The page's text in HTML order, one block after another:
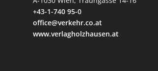
+43-1-740 95-0
office@verkehr.co.at
www.verlagholzhausen.at